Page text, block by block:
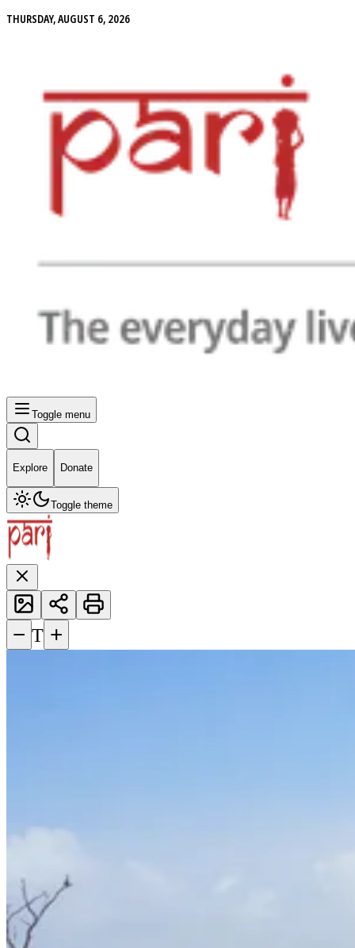
THURSDAY, AUGUST 6, 2026
Toggle menu
Explore Donate
Toggle theme
− T +